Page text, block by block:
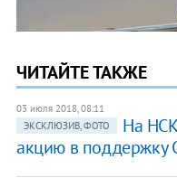
ЧИТАЙТЕ ТАКЖЕ
03 июля 2018, 08:11
ЭКСКЛЮЗИВ, ФОТО
На
акцию в поддержку